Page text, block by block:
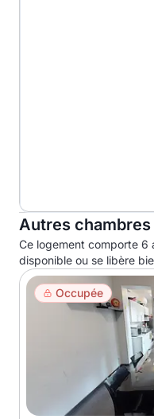
Autres
Ce logement comporte 6
disponible ou se libère
Occupée